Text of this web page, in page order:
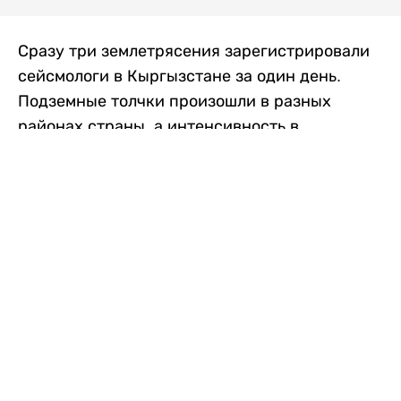
Сразу три землетрясения зарегистрировали
сейсмологи в Кыргызстане за один день.
Подземные толчки произошли в разных
районах страны, а интенсивность в